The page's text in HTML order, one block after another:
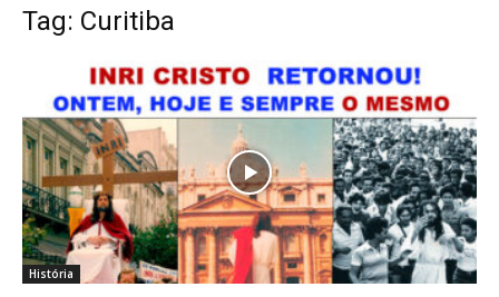
Tag: Curitiba
História